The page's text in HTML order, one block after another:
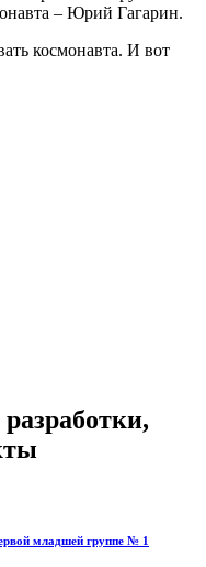
– Юрий Гагарин.
космонавта. И вот
младшей группе № 1